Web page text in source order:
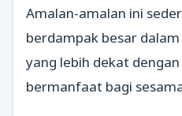
Amalan-amalan ini
berdampak besar
yang lebih dekat
bermanfaat bagi